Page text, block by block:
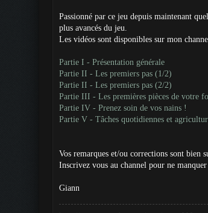
Passionné par ce jeu depuis maintenant
plus avancés du jeu.
Les vidéos sont disponibles sur mon
Partie I - Présentation générale
Partie II - Les premiers pas (1/2)
Partie II - Les premiers pas (2/2)
Partie III - Les premières pièces de votre
Partie IV - Prenez soin de vos nains !
Partie V - Tâches quotidiennes et
Vos remarques et/ou corrections sont bien
Inscrivez vous au channel pour ne
Giann